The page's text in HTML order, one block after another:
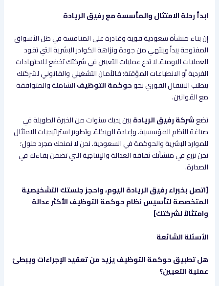
ابدأ رحلة الامتثال والمأسسة مع رفيق الريادة
إن بناء منشأة سعودية قوية وقادرة على المنافسة في ظل الأسواق
المفتوحة يبدأ وينتهي من جودة ونزاهة الكوادر البشرية التي تقود
العمليات اليومية. لا تدع عمليات التعيين في شركتك تخضع للاجتهادات
الفردية أو الانطباعات المؤقتة؛ فالأمان التشغيلي والقانوني لشركتك
يتطلب الانتقال الفوري نحوحوكمة التوظيفالشاملة والمتوافقة
مع القوانين.
تضعشركة رفيق الريادةبين يديك سنوات من الخبرة الطويلة في
صياغة النظم المؤسسية، وإعادة الهيكلة، وتطوير استراتيجيات الامتثال
للموارد البشرية والحوكمة في السعودية. نحن لا نمنحك مجرد حلول؛
نحن نزرع في منشأتك ثقافة العدالة والإنتاجية التي تضمن بقاءك في
الصدارة.
[اتصل بخبراء رفيق الريادة اليوم، واحجز جلستك التشخيصية
المتخصصة لتأسيس نظام حوكمة التوظيف الأكثر عدالة
وامتثالاً لشركتك]
الأسئلة الشائعة
هل تطبيق حوكمة التوظيف يزيد من تعقيد الإجراءات ويبطئ
عملية التعيين؟